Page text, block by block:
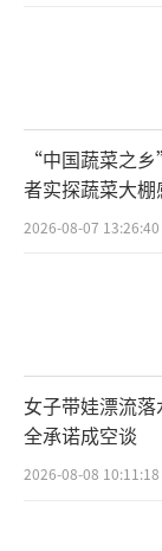
“中国蔬菜之
者实探蔬菜大
村民称只能凌晨
2026-08-07 13:26:40
女子带娃漂流
全承诺成空谈
2026-08-08 10:11:18